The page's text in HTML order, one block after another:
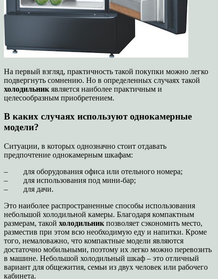
На первый взгляд, практичность такой покупки можно легко
подвергнуть сомнению. Но в определенных случаях такой
холодильник является наиболее практичным и
целесообразным приобретением.
В каких случаях используют однокамерные
модели?
Ситуации, в которых однозначно стоит отдавать
предпочтение однокамерным шкафам:
– для оборудования офиса или отельного номера;
– для использования под мини-бар;
– для дачи.
Это наиболее распространенные способы использования
небольшой холодильной камеры. Благодаря компактным
размерам, такой холодильник позволяет сэкономить место,
разместив при этом всю необходимую еду и напитки. Кроме
того, немаловажно, что компактные модели являются
достаточно мобильными, поэтому их легко можно перевозить
в машине. Небольшой холодильный шкаф – это отличный
вариант для общежития, семьи из двух человек или рабочего
кабинета.